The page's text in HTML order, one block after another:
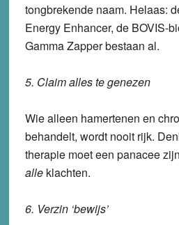
tongbrekende naam. Helaas:
Energy Enhancer, de BOVIS-
Gamma Zapper bestaan al.
5. Claim alles te genezen
Wie alleen hamertenen en
behandelt, wordt nooit rijk.
therapie moet een panacee
alle klachten.
6. Verzin ‘bewijs’